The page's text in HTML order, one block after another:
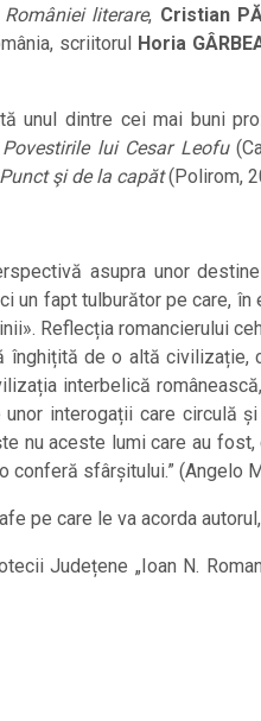
României literare, Cristian
scriitorul
Horia
unul dintre cei mai buni
Povestirile lui Cesar Leofu
Punct şi de la capăt(Polirom,
asupra unor
un fapt tulburător pe care, în
Reflecția romancierului
de o altă
interbelică
interogații care
nu aceste lumi care au
conferă sfârșitului.” (Angelo
pe care le va acorda
Județene „Ioan N.